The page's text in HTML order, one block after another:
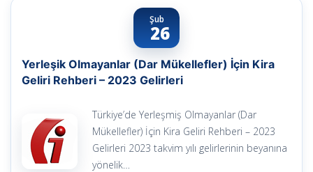
Şub
26
Yerleşik Olmayanlar (Dar Mükellefler) İçin Kira
Geliri Rehberi – 2023 Gelirleri
Türkiye’de Yerleşmiş Olmayanlar (Dar
Mükellefler) İçin Kira Geliri Rehberi – 2023
Gelirleri 2023 takvim yılı gelirlerinin beyanına
yönelik…